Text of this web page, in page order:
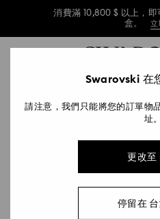
消費滿 10,800 $ 以上，
盒。
立
消費滿 10,800 $ 以上，
消費滿 10,800 $ 以上，
Swarovski 在
請注意，我們只能將您的訂單物
址。
更改至
停留在